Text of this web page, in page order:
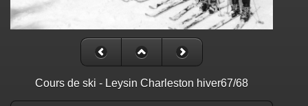
Cours de ski - Leysin Charleston hiver67/68